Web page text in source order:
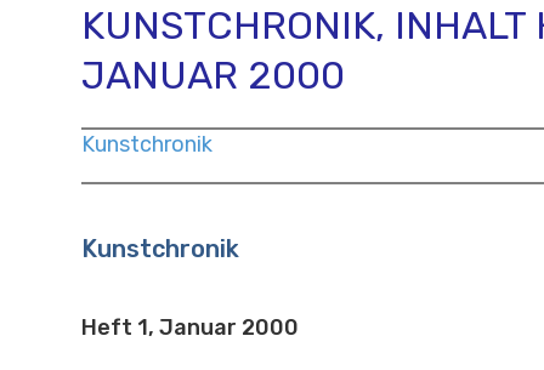
KUNSTCHRONIK, INHALT
JANUAR 2000
Kunstchronik
Kunstchronik
Heft 1, Januar 2000